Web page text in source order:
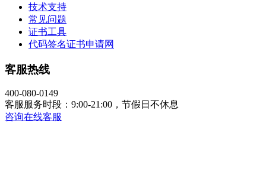
技术支持
常见问题
证书工具
代码签名证书申请网
客服热线
400-080-0149
客服服务时段：9:00-21:00，节假日不休息
咨询在线客服